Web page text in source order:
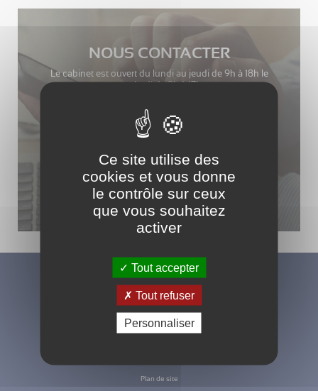
NOUS CONTACTER
Le cabinet est ouvert du lundi au jeudi de 9h à 18h le
vendredi de 9h à 17h
05 34 45 04 04
PAR EMAIL
Qui sommes-nous
Une histoire
Plan de site
Ce site utilise des
cookies et vous donne
le contrôle sur ceux
que vous souhaitez
activer
Tout accepter
Tout refuser
Personnaliser